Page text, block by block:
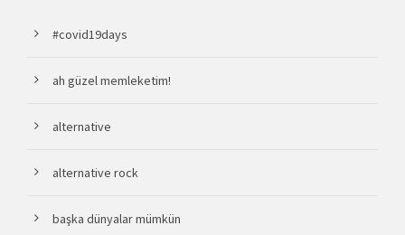
#covid19days
ah güzel memleketim!
alternative
alternative rock
başka dünyalar mümkün